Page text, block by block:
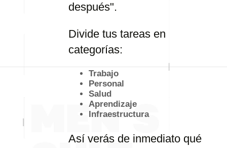
después".
Divide tus tareas en
categorías:
Trabajo
Personal
Salud
Aprendizaje
Infraestructura
Así verás de inmediato qué